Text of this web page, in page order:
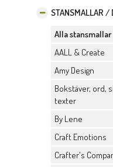
STANSMALLAR /
Alla stansmallar
AALL & Create
Amy Design
Bokstäver, ord,
texter
By Lene
Craft Emotions
Crafter's